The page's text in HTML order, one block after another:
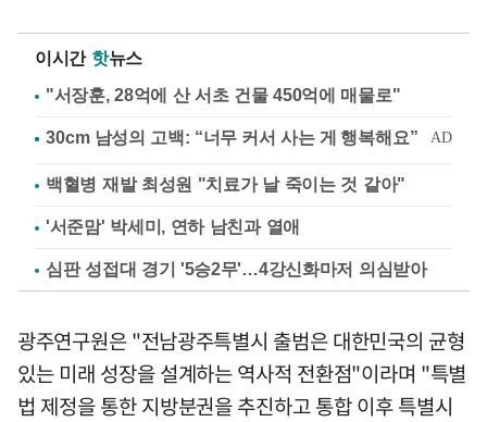
이시간 핫뉴스
"서장훈, 28억에 산 서초 건물 450억에 매물로"
백혈병 재발 최성원 "치료가 날 죽이는 것 같아"
'서준맘' 박세미, 연하 남친과 열애
심판 성접대 경기 '5승2무'…4강신화마저 의심받아
광주연구원은 "전남광주특별시 출범은 대한민국의 균형
있는 미래 성장을 설계하는 역사적 전환점"이라며 "특별
법 제정을 통한 지방분권을 추진하고 통합 이후 특별시